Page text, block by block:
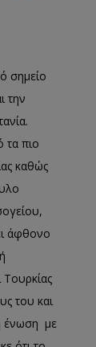
σημείο
την
τα πιο
καθώς
άφθονο
Τουρκίας
του και
ένωση με